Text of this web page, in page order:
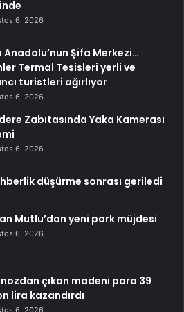
6, 2026
Anadolu’nun Şifa Merkezi…
Termal Tesisleri yerli ve
turistleri ağırlıyor
6, 2026
Zabıtasında Yaka Kamerası
6, 2026
düşürme sonrası geriledi
Mutlu’dan yeni park müjdesi
6, 2026
çıkan madeni para 39
lira kazandırdı
6, 2026